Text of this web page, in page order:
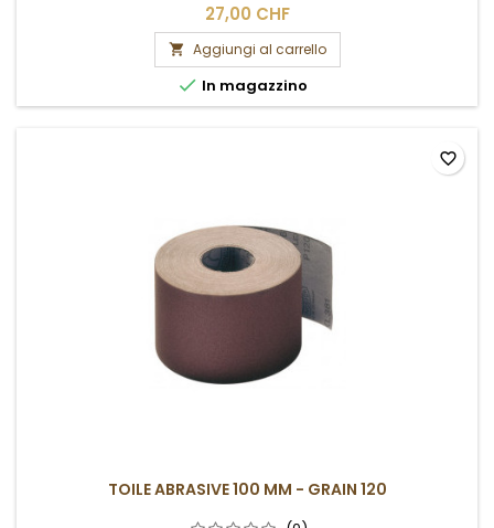
27,00 CHF
 Aggiungi al carrello
 In magazzino
TOILE ABRASIVE 100 MM - GRAIN 120
favorite_border